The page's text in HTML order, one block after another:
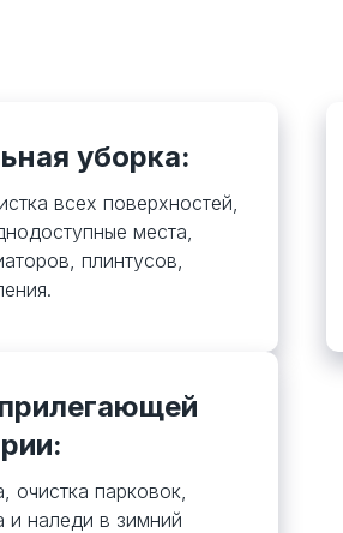
уборка:
всех поверхностей,
места,
плинтусов,
очистка парковок,
и наледи в зимний